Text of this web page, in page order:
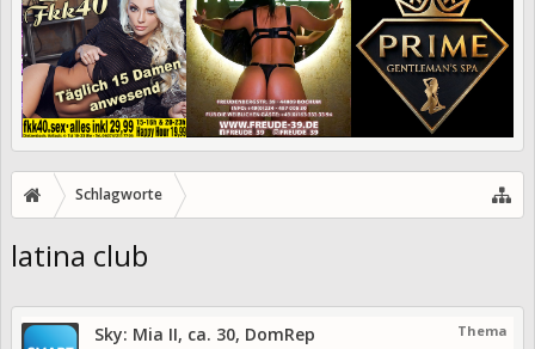
Schlagworte
latina club
Thema
Sky: Mia II, ca. 30, DomRep